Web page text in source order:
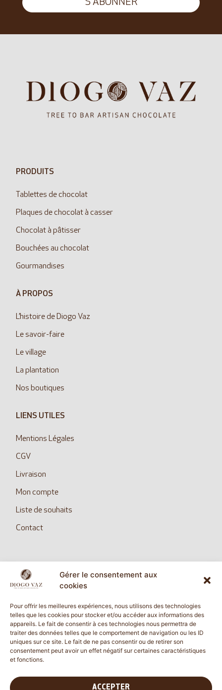
Gérer le consentement aux
cookies
Pour offrir les meilleures expériences, nous utilisons des technologies
telles que les cookies pour stocker et/ou accéder aux informations des
appareils. Le fait de consentir à ces technologies nous permettra de
traiter des données telles que le comportement de navigation ou les ID
uniques sur ce site. Le fait de ne pas consentir ou de retirer son
consentement peut avoir un effet négatif sur certaines caractéristiques
et fonctions.
ACCEPTER
S'ABONNER
PRODUITS
Tablettes de chocolat
Plaques de chocolat à casser
Chocolat à pâtisser
Bouchées au chocolat
Gourmandises
À PROPOS
L’histoire de Diogo Vaz
Le savoir-faire
Le village
La plantation
Nos boutiques
LIENS UTILES
Mentions Légales
CGV
Livraison
Mon compte
Liste de souhaits
Contact
SUIVEZ NOUS
diogovazcommunication@gmail.com
Vérifié indépendamment
4.62 évaluation(60 avis)